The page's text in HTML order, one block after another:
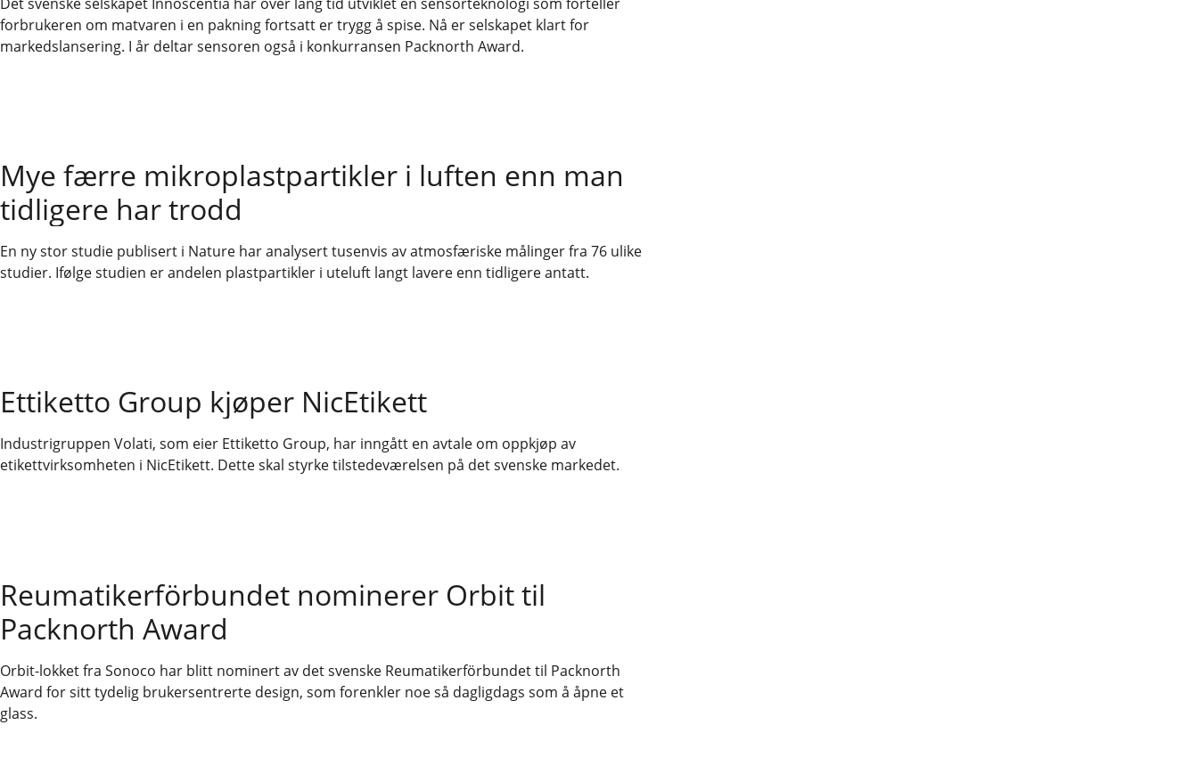
forbrukeren om matvaren i en pakning fortsatt er trygg å spise. Nå er selskapet klart for
markedslansering. I år deltar sensoren også i konkurransen Packnorth Award.
Mye færre mikroplastpartikler i luften enn man
tidligere har trodd
En ny stor studie publisert i Nature har analysert tusenvis av atmosfæriske målinger fra 76 ulike
studier. Ifølge studien er andelen plastpartikler i uteluft langt lavere enn tidligere antatt.
Ettiketto Group kjøper NicEtikett
Industrigruppen Volati, som eier Ettiketto Group, har inngått en avtale om oppkjøp av
etikettvirksomheten i NicEtikett. Dette skal styrke tilstedeværelsen på det svenske markedet.
Reumatikerförbundet nominerer Orbit til
Packnorth Award
Orbit-lokket fra Sonoco har blitt nominert av det svenske Reumatikerförbundet til Packnorth
Award for sitt tydelig brukersentrerte design, som forenkler noe så dagligdags som å åpne et
glass.